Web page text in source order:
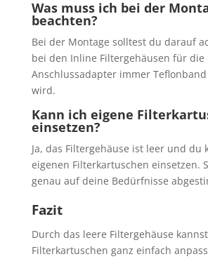
Was muss ich bei der
beachten?
Bei der Montage solltest du darauf
bei den Inline Filtergehäusen für die
Anschlussadapter immer
wird.
Kann ich eigene
einsetzen?
Ja, das Filtergehäuse ist leer und du
eigenen Filterkartuschen einsetzen.
genau auf deine Bedürfnisse
Fazit
Durch das leere Filtergehäuse
Filterkartuschen ganz einfach